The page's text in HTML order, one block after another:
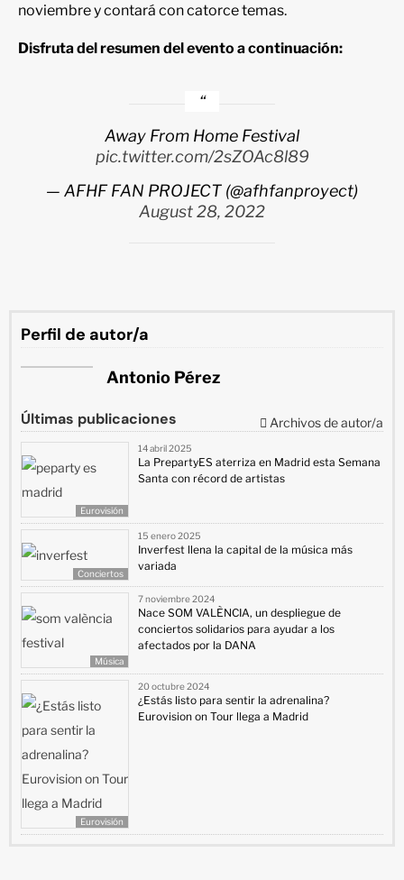
noviembre y contará con catorce temas.
Disfruta del resumen del evento a continuación:
Away From Home Festival
pic.twitter.com/2sZOAc8l89
— AFHF FAN PROJECT (@afhfanproyect)
August 28, 2022
Perfil de autor/a
Antonio Pérez
Últimas publicaciones Archivos de autor/a
Eurovisión
14 abril 2025
La PrepartyES aterriza en Madrid esta Semana
Santa con récord de artistas
Conciertos
15 enero 2025
Inverfest llena la capital de la música más
variada
Música
7 noviembre 2024
Nace SOM VALÈNCIA, un despliegue de
conciertos solidarios para ayudar a los
afectados por la DANA
Eurovisión
20 octubre 2024
¿Estás listo para sentir la adrenalina?
Eurovision on Tour llega a Madrid